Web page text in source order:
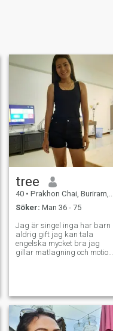
tree
40 • Prakhon Chai, Buriram, Thailand
Söker: Man 36 - 75
Jag är singel inga har barn
aldrig gift jag kan tala
engelska mycket bra jag
gillar matlagning och motion
emot och lång tid relation
med ärlighet man jag bryr
mig inte Jag vet inte vad jag
vill göra, men jag vet inte vad